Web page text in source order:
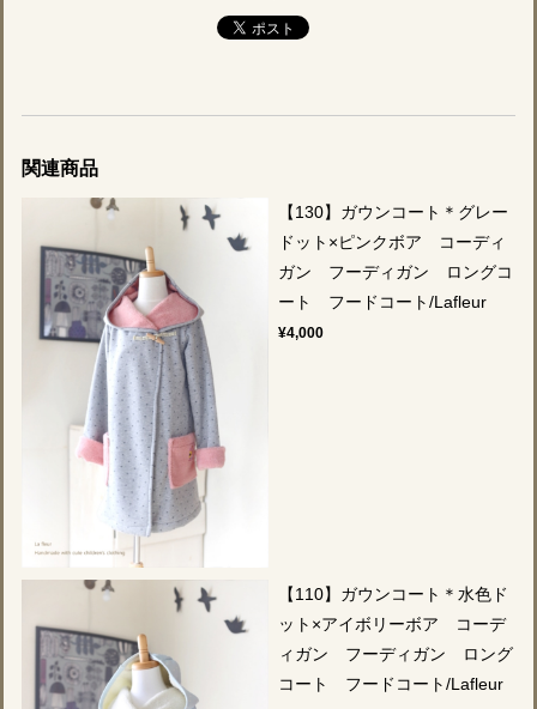
関連商品
【130】ガウンコート＊グレー
ドット×ピンクボア コーディ
ガン フーディガン ロングコ
ート フードコート/Lafleur
¥4,000
【110】ガウンコート＊水色ド
ット×アイボリーボア コーデ
ィガン フーディガン ロング
コート フードコート/Lafleur